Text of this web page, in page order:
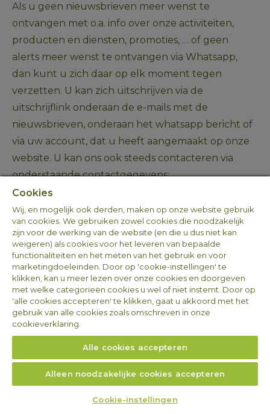
Als u geen nieuwsbrieven meer wenst te
ontvangen met o.a. info over onze activiteiten,
producten en diensten, promoties, … of geen
alerts meer wenst te ontvangen via Whatsapp,
dan kunt u zich daar op elk moment tegen
verzetten. U kan zich uitschrijven via de
uitschrijflink onderaan de e-mails met de
nieuwsbrieven, onderaan het whatsapp bericht of
via uw account, dat u heeft aangemaakt op onze
website. U kan ons ook steeds contacteren via
onderstaande contactgegevens:
Per e-mail naar privacy@arvesta.eu of per post
naar het adres vermeld onder titel 1.
Dit verzoek moet het volgende bevatten:
volledige naam, adres, e-mailadres en een
duidelijke beschrijving van uw verzoek. Er kan u
bijkomende informatie gevraagd worden om het
voorwerp van uw vraag zo nodig beter te kunnen
afbakenen of om uw identiteit te bevestigen in
geval van redelijke twijfel hierover.
Wij hebben één maand de tijd om uw verzoek te
Cookies
Wij, en mogelijk ook derden, maken op onze website gebruik
van cookies. We gebruiken zowel cookies die noodzakelijk
zijn voor de werking van de website (en die u dus niet kan
weigeren) als cookies voor het leveren van bepaalde
functionaliteiten en het meten van het gebruik en voor
marketingdoeleinden. Door op 'cookie-instellingen' te
klikken, kan u meer lezen over onze cookies en doorgeven
met welke categorieën cookies u wel of niet instemt. Door op
'alle cookies accepteren' te klikken, gaat u akkoord met het
gebruik van alle cookies zoals omschreven in onze
cookieverklaring.
Alle cookies accepteren
Alleen noodzakelijke cookies accepteren
Cookie-instellingen